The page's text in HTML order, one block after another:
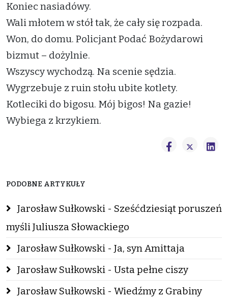
Koniec nasiadówy.
Wali młotem w stół tak, że cały się rozpada.
Won, do domu. Policjant Podać Bożydarowi
bizmut – dożylnie.
Wszyscy wychodzą. Na scenie sędzia.
Wygrzebuje z ruin stołu ubite kotlety.
Kotleciki do bigosu. Mój bigos! Na gazie!
Wybiega z krzykiem.
PODOBNE ARTYKUŁY
Jarosław Sułkowski - Sześćdziesiąt poruszeń
myśli Juliusza Słowackiego
Jarosław Sułkowski - Ja, syn Amittaja
Jarosław Sułkowski - Usta pełne ciszy
Jarosław Sułkowski - Wiedźmy z Grabiny